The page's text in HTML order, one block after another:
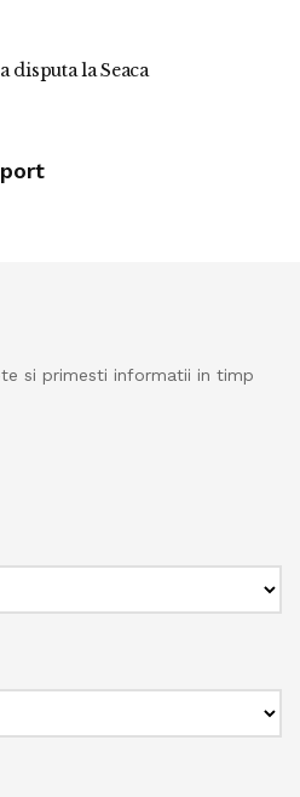
disputa la Seaca
si primesti informatii in timp